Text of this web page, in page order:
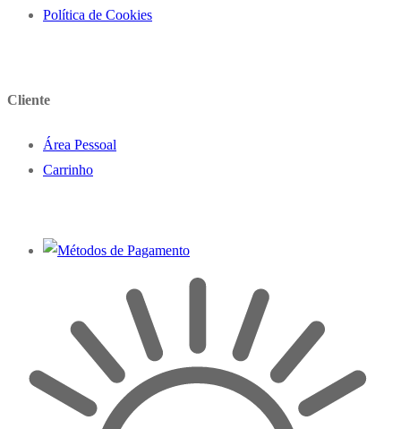
Política de Cookies
Cliente
Área Pessoal
Carrinho